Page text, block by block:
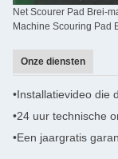
Net Scourer Pad Brei-
Machine Scouring Pad
Onze diensten
•Installatievideo die
•24 uur technische
•Een jaargratis